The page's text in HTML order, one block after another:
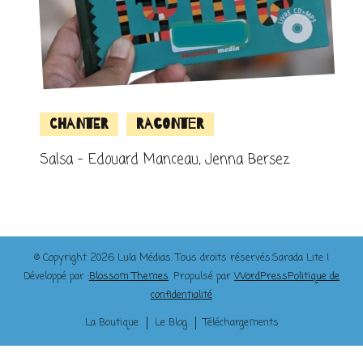
Chanter Raconter
Salsa – Edouard Manceau, Jenna Bersez
© Copyright 2026 Lula Médias. Tous droits réservés.Sarada Lite |
Développé par :Blossom Themes. Propulsé parWordPressPolitique de
confidentialité
La Boutique
Le Blog Téléchargements